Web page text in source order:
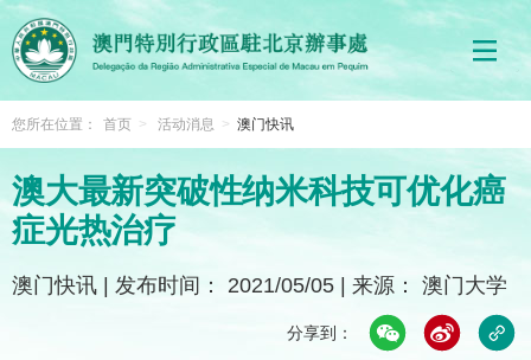
您所在位置： 首页 > 活动消息 > 澳门快讯
澳大最新突破性纳米科技可优化癌
症光热治疗
澳门快讯 | 发布时间： 2021/05/05 | 来源： 澳门大学
分享到：